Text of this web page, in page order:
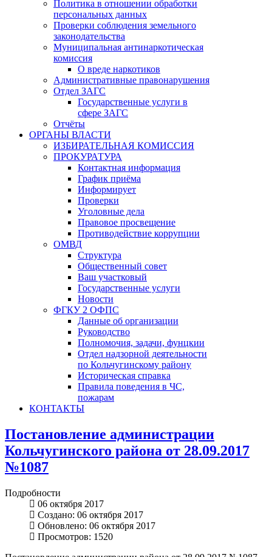
Политика в отношении обработки
персональных данных
Проверки соблюдения земельного
законодательства
Муниципальная антинаркотическая
комиссия
О вреде наркотиков
Административные правонарушения
Отдел ЗАГС
Государственные услуги в
сфере ЗАГС
Отчёты
ОРГАНЫ ВЛАСТИ
ИЗБИРАТЕЛЬНАЯ КОМИССИЯ
ПРОКУРАТУРА
Контактная информация
График приёма
Информирует
Проверки
Уголовные дела
Правовое просвещение
Противодействие коррупции
ОМВД
Структура
Общественный совет
Ваш участковый
Государственные услуги
Новости
ФГКУ 2 ОФПС
Данные об организации
Руководство
Полномочия, задачи, фунцкии
Отдел надзорной деятельности
по Кольчугинскому району
Историческая справка
Правила поведения в ЧС,
пожарам
КОНТАКТЫ
Постановление администрации
Кольчугинского района от 28.09.2017
№1087
Подробности
06 октября 2017
Создано: 06 октября 2017
Обновлено: 06 октября 2017
Просмотров: 1520